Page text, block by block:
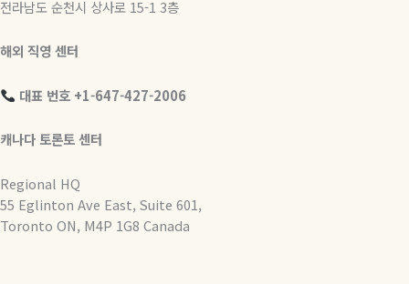
전라남도 순천시 상사로 15-1 3층
해외 직영 센터
대표 번호 +1-647-427-2006
캐나다 토론토 센터
Regional HQ
55 Eglinton Ave East, Suite 601,
Toronto ON, M4P 1G8 Canada